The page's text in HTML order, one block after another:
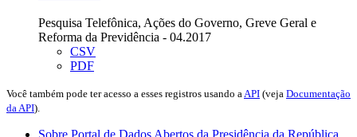
Pesquisa Telefônica, Ações do Governo, Greve Geral e
Reforma da Previdência - 04.2017
CSV
PDF
Você também pode ter acesso a esses registros usando a API (veja Documentação
da API).
Sobre Portal de Dados Abertos da Presidência da República